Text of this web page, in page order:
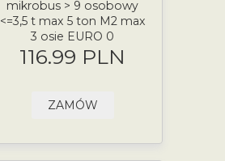
mikrobus > 9 osobowy
<=3,5 t max 5 ton M2 max
3 osie EURO 0
116.99 PLN
ZAMÓW